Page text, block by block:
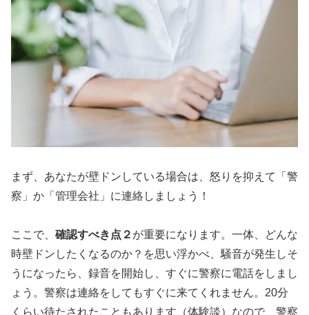
まず、あなたが壁ドンしている場合は、怒りを抑えて「警
察」か「管理会社」に連絡しましょう！
ここで、 確認すべき点２ が重要になります。一体、どんな
時壁ドンしたくなるのか？を思い浮かべ、騒音が発生しそ
うになったら、録音を開始し、すぐに警察に電話をしまし
ょう。警察は連絡をしてもすぐに来てくれません。20分
くらい待たされたこともあります（体験談）なので、警察